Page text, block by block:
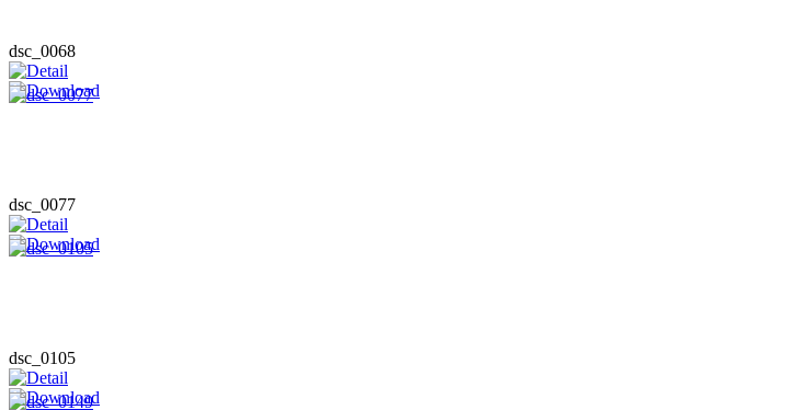
dsc_0068
dsc_0077
dsc_0105